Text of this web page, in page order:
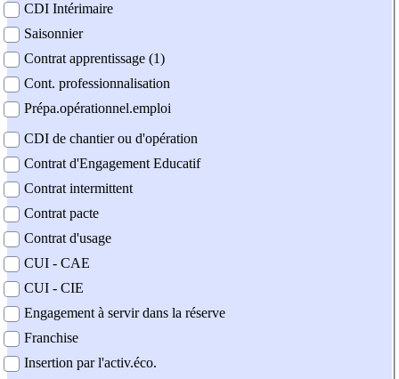
CDI Intérimaire
Saisonnier
Contrat apprentissage (1)
Cont. professionnalisation
Prépa.opérationnel.emploi
CDI de chantier ou d'opération
Contrat d'Engagement Educatif
Contrat intermittent
Contrat pacte
Contrat d'usage
CUI - CAE
CUI - CIE
Engagement à servir dans la réserve
Franchise
Insertion par l'activ.éco.